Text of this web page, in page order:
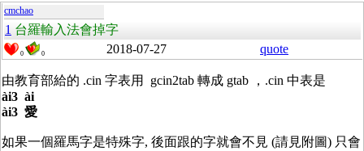
cmchao
1 台羅輸入法會掉字
0 0 2018-07-27 quote
由教育部給的 .cin 字表用 gcin2tab 轉成 gtab ，.cin 中表是
ài3 ài
ài3 愛
如果一個羅馬字是特殊字, 後面跟的字就會不見 (請見附圖) 只會